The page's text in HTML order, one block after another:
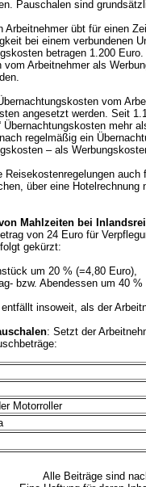
Pauschalen sind
Arbeitnehmer übt für einen
bei einem verbundenen
betragen 1.200
vom Arbeitnehmer als
vom
angesetzt werden. Seit
Übernachtungskosten mehr
regelmäßig ein
– als
Reisekostenregelungen
über eine Hotelrechnung
Mahlzeiten bei
von 24 Euro für
gekürzt:
um 20 % (=4,80 Euro),
bzw. Abendessen um 40
entfällt insoweit, als der
: Setzt der
Motorroller
Alle Beiträge sind